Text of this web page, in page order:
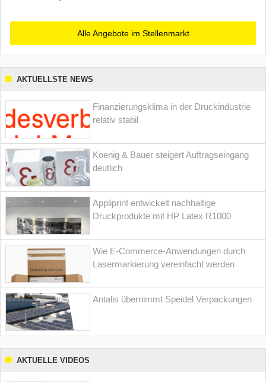
Alle Angebote im Stellenmarkt
AKTUELLSTE NEWS
Finanzierungsklima in der Druckindustrie
relativ stabil
Koenig & Bauer steigert Auftragseingang
deutlich
Appliprint entwickelt nachhaltige
Druckprodukte mit HP Latex R1000
Wie E-Commerce-Anwendungen durch
Lasermarkierung vereinfacht werden
Antalis übernimmt Speidel Verpackungen
AKTUELLE VIDEOS